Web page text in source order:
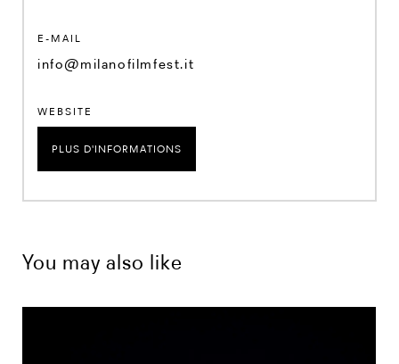
E-MAIL
info@milanofilmfest.it
WEBSITE
PLUS D'INFORMATIONS
You may also like